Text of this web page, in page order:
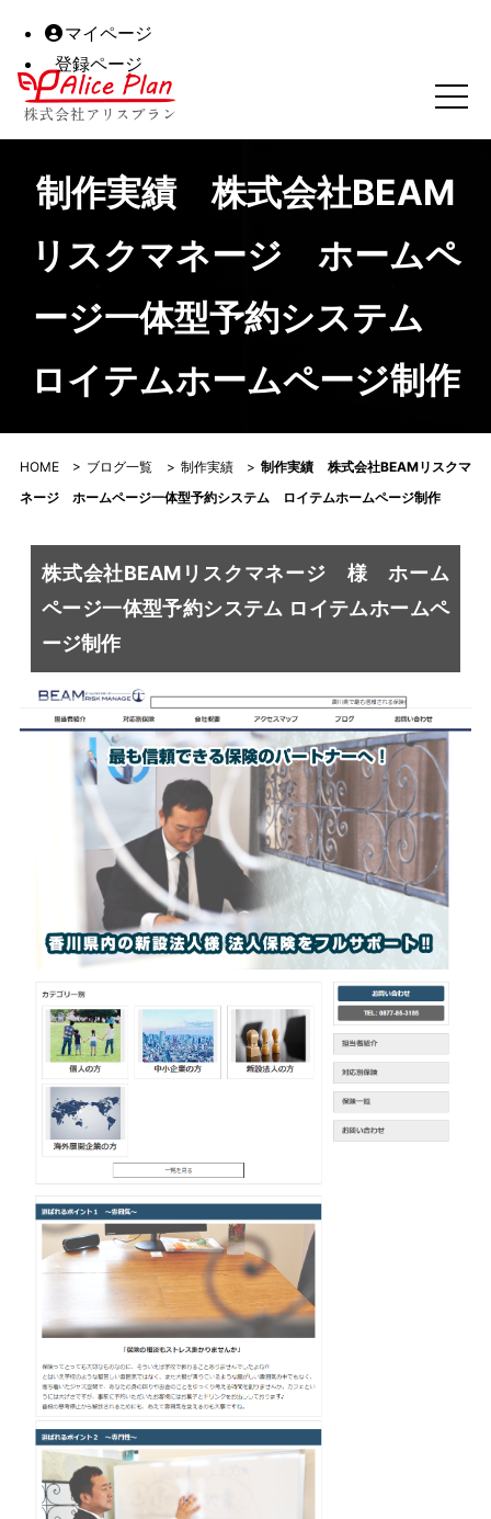
マイページ
登録ページ
制作実績 株式会社BEAMリスクマネージ ホームページ一
制作実績 株式会社BEAM
リスクマネージ ホームペ
ージ一体型予約システム
ロイテムホームページ制作
HOME> ブログ一覧 > 制作実績 > 制作実績 株式会社BEAMリスクマ
ネージ ホームページ一体型予約システム ロイテムホームページ制作
株式会社BEAMリスクマネージ 様 ホーム
ページ一体型予約システム ロイテムホームペ
ージ制作